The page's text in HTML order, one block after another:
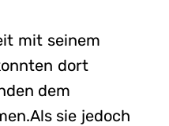
mit seinem
dort
dem
sie jedoch